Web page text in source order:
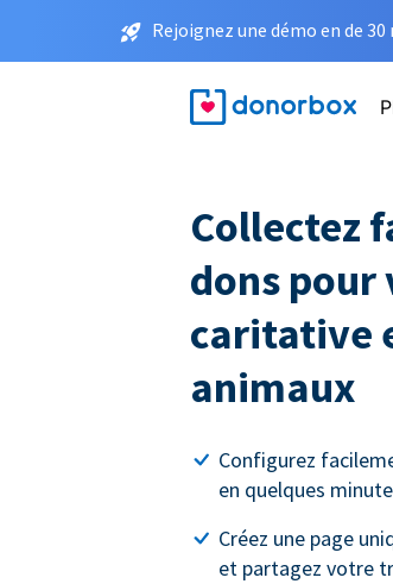
Rejoignez une démo en de
Collectez
dons pour
caritative
animaux
Configurez
en quelques
Créez une page
et partagez votre